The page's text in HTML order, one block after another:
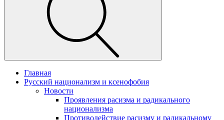
Главная
Русский национализм и ксенофобия
Новости
Проявления расизма и радикального
национализма
Противодействие расизму и радикальному